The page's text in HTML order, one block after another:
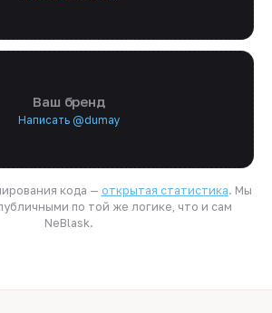
Ваш бренд
Написать @dumay
кода — открытая статистика. Мы
по той же логике, что и сам
NeBlask.